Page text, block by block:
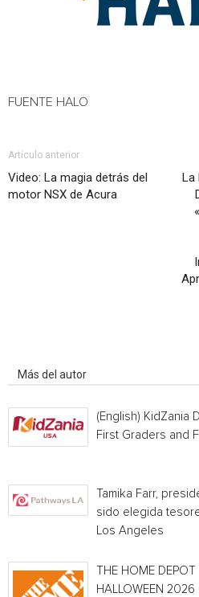
FUENTE HALO
Artículo anterior
Video: La magia detrás del
motor NSX de Acura
La
Más del autor
(English) KidZania
First Graders and
Tamika Farr,
sido elegida
Los Angeles
THE HOME
HALLOWEEN